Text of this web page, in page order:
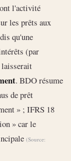
l'activité
les prêts aux
qu'une
(par
laisserait
. BDO résume
de prêt
» ; IFRS 18
» car le
(Source: